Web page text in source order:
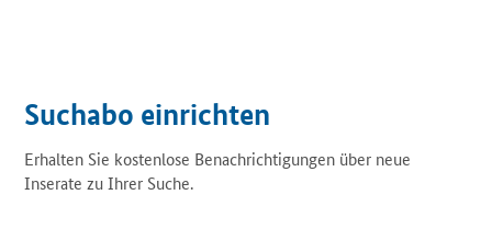
Suchabo einrichten
Erhalten Sie kostenlose Benachrichtigungen über neue
Inserate zu Ihrer Suche.